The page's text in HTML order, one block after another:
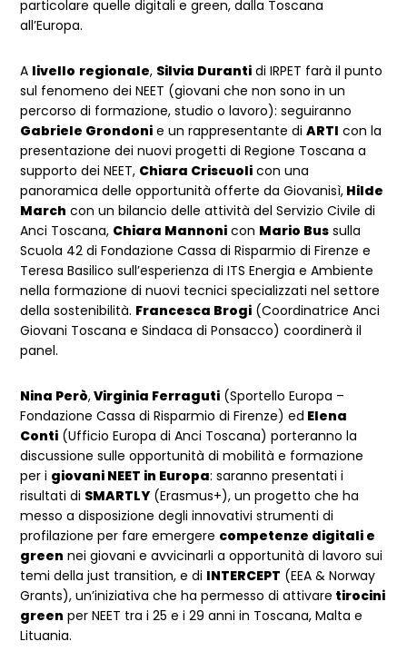
particolare quelle digitali e green, dalla Toscana
all’Europa.
A livello regionale, Silvia Duranti di IRPET farà il punto
sul fenomeno dei NEET (giovani che non sono in un
percorso di formazione, studio o lavoro): seguiranno
Gabriele Grondoni e un rappresentante diARTI con la
presentazione dei nuovi progetti di Regione Toscana a
supporto dei NEET, Chiara Criscuoli con una
panoramica delle opportunità offerte da Giovanisì, Hilde
March con un bilancio delle attività del Servizio Civile di
Anci Toscana, Chiara Mannoni con Mario Bus sulla
Scuola 42 di Fondazione Cassa di Risparmio di Firenze e
Teresa Basilico sull’esperienza di ITS Energia e Ambiente
nella formazione di nuovi tecnici specializzati nel settore
della sostenibilità. Francesca Brogi (Coordinatrice Anci
Giovani Toscana e Sindaca di Ponsacco) coordinerà il
panel.
Nina Però,Virginia Ferraguti (Sportello Europa –
Fondazione Cassa di Risparmio di Firenze) ed Elena
Conti (Ufficio Europa di Anci Toscana) porteranno la
discussione sulle opportunità di mobilità e formazione
per i giovani NEET in Europa: saranno presentati i
risultati di SMARTLY (Erasmus+), un progetto che ha
messo a disposizione degli innovativi strumenti di
profilazione per fare emergere competenze digitali e
green nei giovani e avvicinarli a opportunità di lavoro sui
temi della just transition, e di INTERCEPT (EEA & Norway
Grants), un’iniziativa che ha permesso di attivare tirocini
green per NEET tra i 25 e i 29 anni in Toscana, Malta e
Lituania.